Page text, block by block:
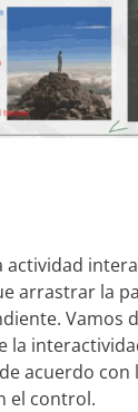
actividad
arrastrar la
Vamos
la
acuerdo con
el control.